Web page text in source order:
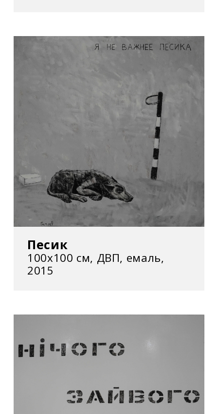
Песик
100х100 см, ДВП, емаль,
2015